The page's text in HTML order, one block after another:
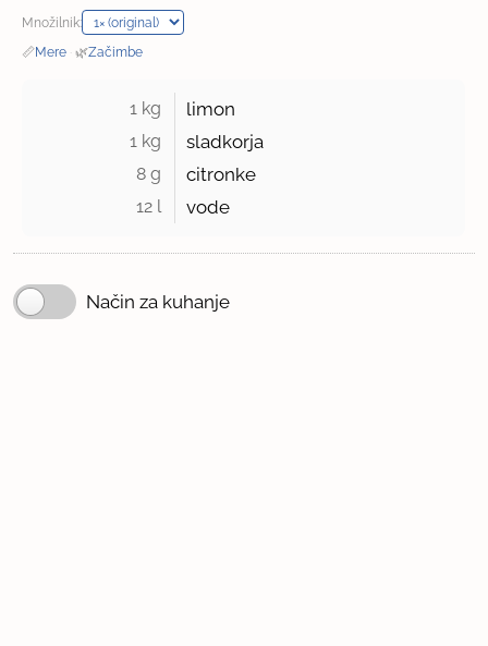
Množilnik:
📏Mere · 🌿Začimbe
1 kg limon
1 kg sladkorja
8 g citronke
12 l vode
Način za kuhanje